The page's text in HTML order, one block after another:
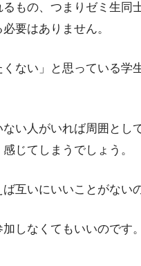
もの、つまりゼミ生同
要はありません。
ない」と思っている学
い人がいれば周囲とし
じてしまうでしょう。
互いにいいことがない
しなくてもいいのです。